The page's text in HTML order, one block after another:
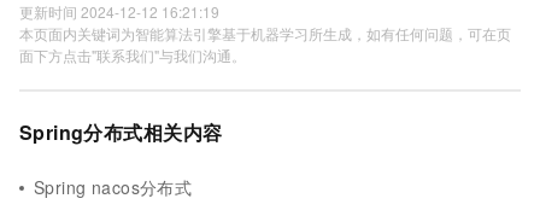
更新时间 2024-12-12 16:21:19
本页面内关键词为智能算法引擎基于机器学习所生成，如有任何问题，可在页
面下方点击"联系我们"与我们沟通。
Spring分布式相关内容
Spring nacos分布式